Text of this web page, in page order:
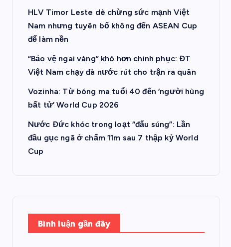
HLV Timor Leste dè chừng sức mạnh Việt
Nam nhưng tuyên bố không đến ASEAN Cup
để làm nền
“Bảo vệ ngai vàng” khó hơn chinh phục: ĐT
Việt Nam chạy đà nước rút cho trận ra quân
Vozinha: Từ bóng ma tuổi 40 đến ‘người hùng
bất tử’ World Cup 2026
Nước Đức khóc trong loạt “đấu súng”: Lần
đầu gục ngã ở chấm 11m sau 7 thập kỷ World
Cup
Bình luận gần đây